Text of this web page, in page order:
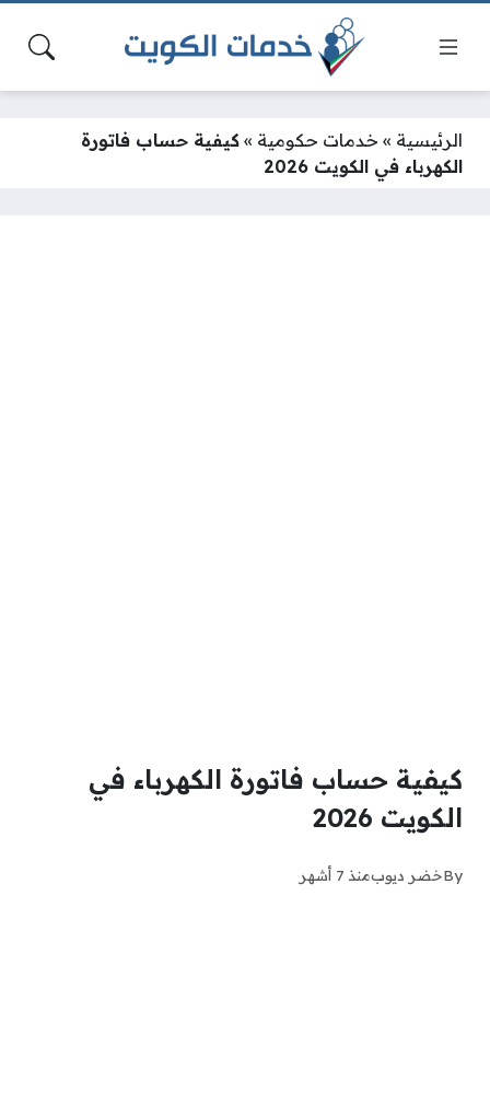
الرئيسية » خدمات حكومية » كيفية حساب فاتورة
الكهرباء في الكويت 2026
كيفية حساب فاتورة الكهرباء في
الكويت 2026
Byخضر ديوبمنذ 7 أشهر